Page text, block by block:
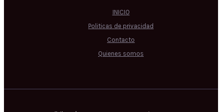
INICIO
Politicas de privacidad
Contacto
Quienes somos